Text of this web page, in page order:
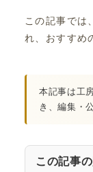
この記事では
れ、おすすめ
本記事は工
き、編集・
この記事